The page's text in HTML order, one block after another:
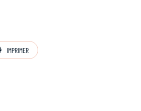
IMPRIMER